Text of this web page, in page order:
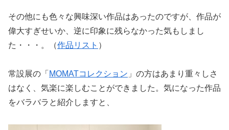
その他にも色々な興味深い作品はあったのですが、作品が
偉大すぎせいか、逆に印象に残らなかった気もしまし
た・・・。（作品リスト ）
常設展の「 MOMATコレクション 」の方はあまり重々しさ
はなく、気楽に楽しむことができました。気になった作品
をバラバラと紹介しますと、